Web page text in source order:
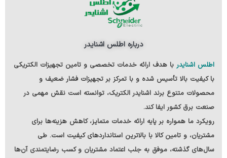
درباره اطلس اشنایدر
اطلس اشنایدر با هدف ارائه خدمات تخصصی و تامین تجهیزات الکتریکی
با کیفیت بالا تأسیس شده و با تمرکز بر تجهیزات فشار ضعیف و
محصولات متنوع برند اشنایدر الکتریک، توانسته است نقش مهمی در
صنعت برق کشور ایفا کند.
رویکرد ما همواره بر پایه ارائه خدمات متمایز، کاهش هزینه‌ها برای
مشتریان، و تامین کالا با بالاترین استانداردهای کیفیت است. طی
سال‌های گذشته، موفق به جلب اعتماد مشتریان و کسب رضایتمندی آن‌ها